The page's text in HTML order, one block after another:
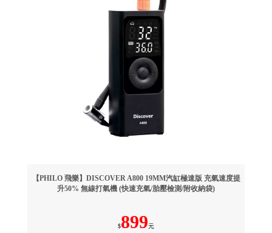
【PHILO 飛樂】DISCOVER A800 19MM汽缸極速版 充氣速度提
升50% 無線打氣機 (快速充氣/胎壓檢測/附收納袋)
$899元